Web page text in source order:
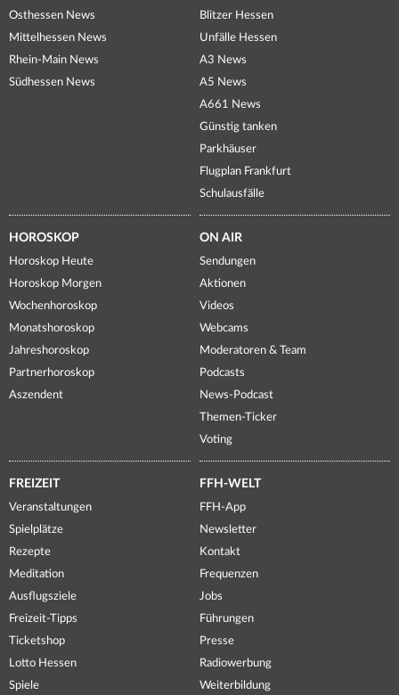
Osthessen News
Mittelhessen News
Rhein-Main News
Südhessen News
Blitzer Hessen
Unfälle Hessen
A3 News
A5 News
A661 News
Günstig tanken
Parkhäuser
Flugplan Frankfurt
Schulausfälle
HOROSKOP
Horoskop Heute
Horoskop Morgen
Wochenhoroskop
Monatshoroskop
Jahreshoroskop
Partnerhoroskop
Aszendent
ON AIR
Sendungen
Aktionen
Videos
Webcams
Moderatoren & Team
Podcasts
News-Podcast
Themen-Ticker
Voting
FREIZEIT
Veranstaltungen
Spielplätze
Rezepte
Meditation
Ausflugsziele
Freizeit-Tipps
Ticketshop
Lotto Hessen
Spiele
FFH-WELT
FFH-App
Newsletter
Kontakt
Frequenzen
Jobs
Führungen
Presse
Radiowerbung
Weiterbildung